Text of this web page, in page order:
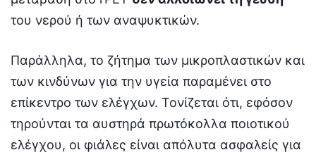
του νερού ή των αναψυκτικών.
Παράλληλα, το ζήτημα των μικροπλαστικών και
των κινδύνων για την υγεία παραμένει στο
επίκεντρο των ελέγχων. Τονίζεται ότι, εφόσον
τηρούνται τα αυστηρά πρωτόκολλα ποιοτικού
ελέγχου, οι φιάλες είναι απόλυτα ασφαλείς για